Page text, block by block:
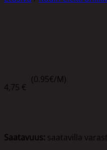
ANTENNIJOHTO 5M
4,75 €
(0.95€/M)
Saatavuus: saatavilla